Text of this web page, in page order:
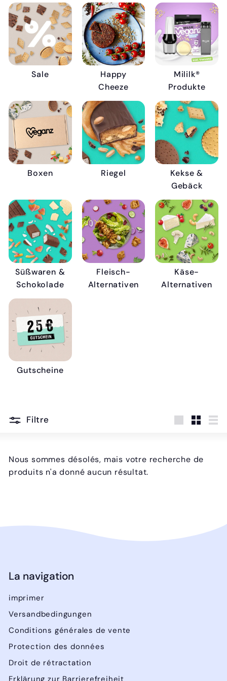
Sale
Happy
Cheeze
Mililk®
Produkte
Boxen Riegel
Kekse &
Gebäck
Süßwaren &
Schokolade
Fleisch-
Alternativen
Käse-
Alternativen
Gutscheine
Filtre
Nous sommes désolés, mais votre recherche de
produits n'a donné aucun résultat.
La navigation
imprimer
Versandbedingungen
Conditions générales de vente
Protection des données
Droit de rétractation